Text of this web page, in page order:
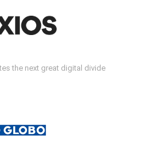
the next great digital divide